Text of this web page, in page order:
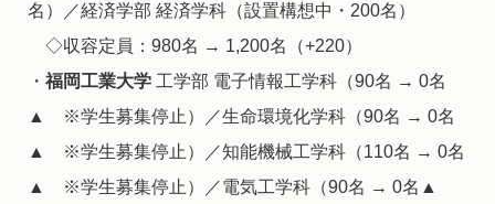
名）／経済学部 経済学科（設置構想中・200名）
◇収容定員：980名 → 1,200名（+220）
・ 福岡工業大学工学部 電子情報工学科（90名 → 0名
▲ ※学生募集停止）／生命環境化学科（90名 → 0名
▲ ※学生募集停止）／知能機械工学科（110名 → 0名
▲ ※学生募集停止）／電気工学科（90名 → 0名▲